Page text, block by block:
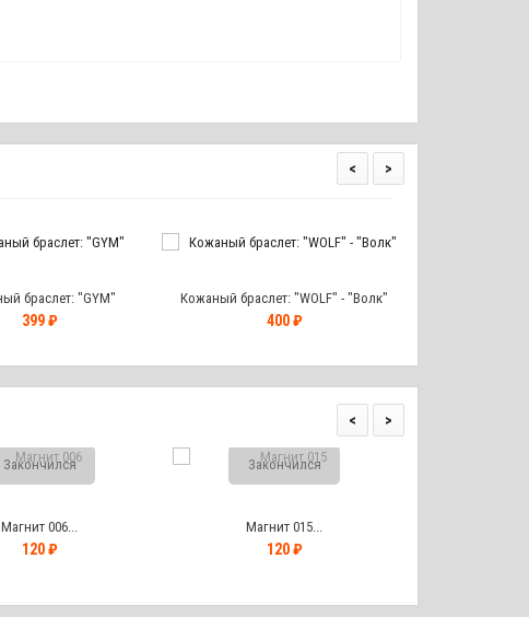
браслет: "GYM"
399 ₽
Кожаный браслет: "WOLF" - "Волк"
400 ₽
< >
Закончился
Магнит 006...
120 ₽
Закончился
Магнит 015...
120 ₽
< >